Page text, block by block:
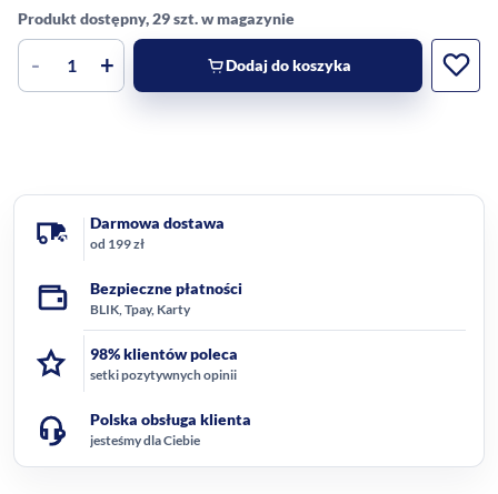
Produkt dostępny, 29 szt. w magazynie
- + Dodaj do koszyka
Darmowa dostawa
od 199 zł
Bezpieczne płatności
BLIK, Tpay, Karty
98% klientów poleca
setki pozytywnych opinii
Polska obsługa klienta
jesteśmy dla Ciebie